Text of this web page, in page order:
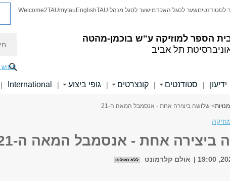
הספר למוזיקה ע"ש בוכמן-מהטה
תל אביב
לסטודנטיםשער לסגל האקדמישער לסגל מנהליTAU
English
mytau
Welcome2TAU
ידיעון | סטודנטים | קונצרטים | גופי ביצוע |
International
|
> שלושה ביצירה אחת - אנסמבל המאה ה-21
ביצירה אחת - אנסמבל המאה ה-21
אולם קלרמונט ללא תשלום